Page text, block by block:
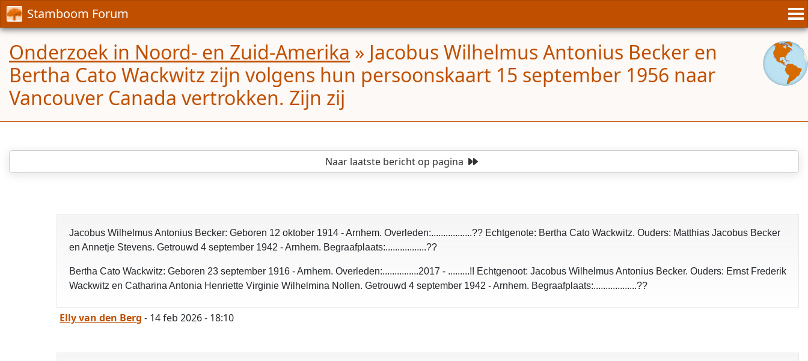
Stamboom Forum
Onderzoek in Noord- en Zuid-Amerika » Jacobus Wilhelmus Antonius Becker en
Bertha Cato Wackwitz zijn volgens hun persoonskaart 15 september 1956 naar
Vancouver Canada vertrokken. Zijn zij
Naar laatste berichtop pagina
Jacobus Wilhelmus Antonius Becker: Geboren 12 oktober 1914 - Arnhem. Overleden:.................?? Echtgenote: Bertha Cato Wackwitz. Ouders: Matthias Jacobus Becker
en Annetje Stevens. Getrouwd 4 september 1942 - Arnhem. Begraafplaats:.................??
Bertha Cato Wackwitz: Geboren 23 september 1916 - Arnhem. Overleden:...............2017 - .........!! Echtgenoot: Jacobus Wilhelmus Antonius Becker. Ouders: Ernst Frederik
Wackwitz en Catharina Antonia Henriette Virginie Wilhelmina Nollen. Getrouwd 4 september 1942 - Arnhem. Begraafplaats:..................??
Elly van den Berg - 14 feb 2026 - 18:10